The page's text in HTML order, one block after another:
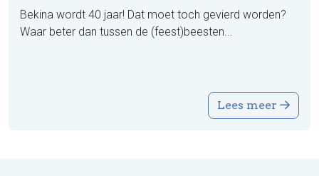
Bekina wordt 40 jaar! Dat moet toch gevierd worden?
Waar beter dan tussen de (feest)beesten...
Lees meer